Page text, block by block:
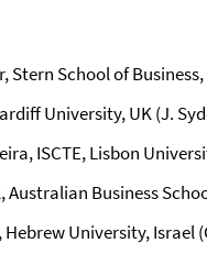
Stern School of
University, UK (J.
ISCTE, Lisbon
Australian Business
University, Israel